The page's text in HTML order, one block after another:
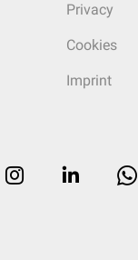
Privacy
Cookies
Imprint